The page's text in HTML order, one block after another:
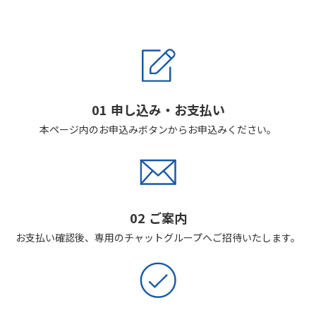
01 申し込み・お支払い
本ページ内のお申込みボタンからお申込みください。
02 ご案内
お支払い確認後、専用のチャットグループへご招待いたします。